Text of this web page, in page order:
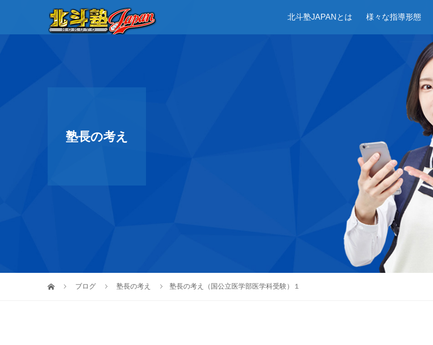
北斗塾JAPANとは 様々な指導形態
塾長の考え
ブログ 塾長の考え 塾長の考え（国公立医学部医学科受験）１